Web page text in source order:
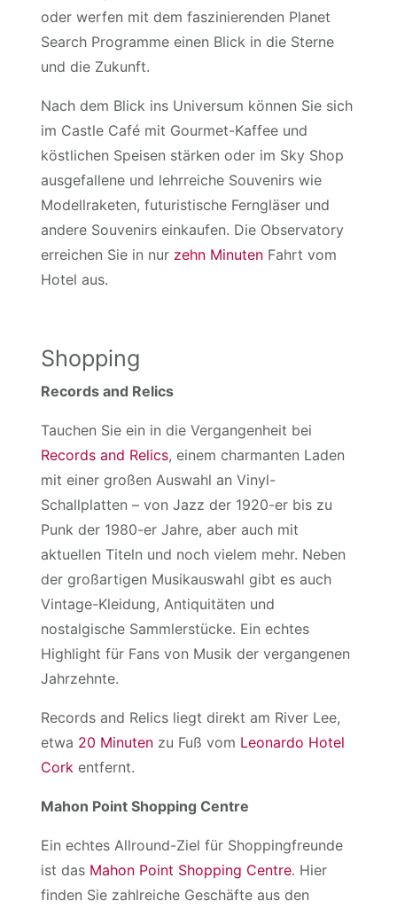
oder werfen mit dem faszinierenden Planet
Search Programme einen Blick in die Sterne
und die Zukunft.
Nach dem Blick ins Universum können Sie sich
im Castle Café mit Gourmet-Kaffee und
köstlichen Speisen stärken oder im Sky Shop
ausgefallene und lehrreiche Souvenirs wie
Modellraketen, futuristische Ferngläser und
andere Souvenirs einkaufen. Die Observatory
erreichen Sie in nur zehn Minuten Fahrt vom
Hotel aus.
Shopping
Records and Relics
Tauchen Sie ein in die Vergangenheit bei
Records and Relics, einem charmanten Laden
mit einer großen Auswahl an Vinyl-
Schallplatten – von Jazz der 1920-er bis zu
Punk der 1980-er Jahre, aber auch mit
aktuellen Titeln und noch vielem mehr. Neben
der großartigen Musikauswahl gibt es auch
Vintage-Kleidung, Antiquitäten und
nostalgische Sammlerstücke. Ein echtes
Highlight für Fans von Musik der vergangenen
Jahrzehnte.
Records and Relics liegt direkt am River Lee,
etwa 20 Minuten zu Fuß vom Leonardo Hotel
Corkentfernt.
Mahon Point Shopping Centre
Ein echtes Allround-Ziel für Shoppingfreunde
ist das Mahon Point Shopping Centre. Hier
finden Sie zahlreiche Geschäfte aus den